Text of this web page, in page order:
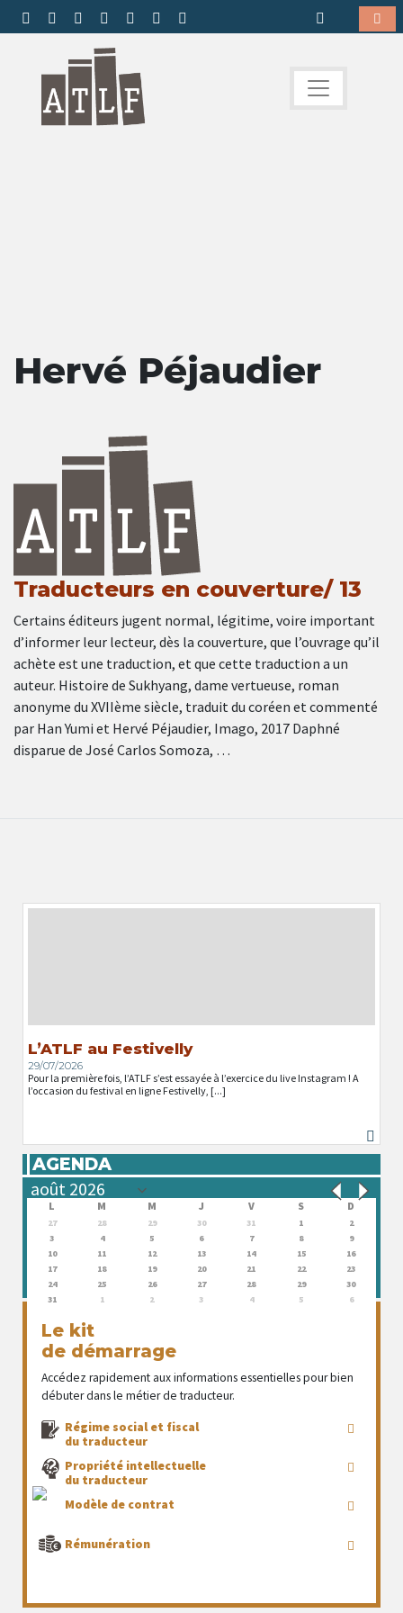
Hervé Péjaudier
Traducteurs en couverture/ 13
Certains éditeurs jugent normal, légitime, voire important
d’informer leur lecteur, dès la couverture, que l’ouvrage qu’il
achète est une traduction, et que cette traduction a un
auteur. Histoire de Sukhyang, dame vertueuse, roman
anonyme du XVIIème siècle, traduit du coréen et commenté
par Han Yumi et Hervé Péjaudier, Imago, 2017 Daphné
disparue de José Carlos Somoza, …
L’ATLF au Festivelly
29/07/2026
Pour la première fois, l’ATLF s’est essayée à l’exercice du live Instagram ! A
l’occasion du festival en ligne Festivelly, [...]
AGENDA
L M M J V S D
27 28 29 30 31 1
2
3
4 5 6 7 8
9
10
11 12 13 14 15
16
17
18 19 20 21 22
23
24
25 26 27 28 29
30
31
1 2 3 4 5 6
Le kit
de démarrage
Accédez rapidement aux informations essentielles pour bien
débuter dans le métier de traducteur.
Régime social et fiscal
du traducteur
Propriété intellectuelle
du traducteur
Modèle de contrat
Rémunération